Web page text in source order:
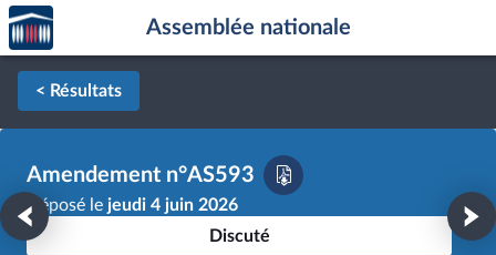
Aller au contenu
Aller en bas de la page
Accèder
à la
page
d'accueil
Assemblée nationale
< Résultats
Amendement n°AS593
Déposé le jeudi 4 juin 2026
Discuté